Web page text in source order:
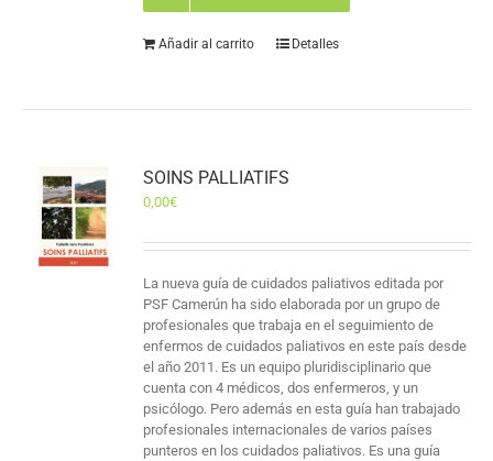
Añadir al carrito Detalles
SOINS PALLIATIFS
0,00€
La nueva guía de cuidados paliativos editada por
PSF Camerún ha sido elaborada por un grupo de
profesionales que trabaja en el seguimiento de
enfermos de cuidados paliativos en este país desde
el año 2011. Es un equipo pluridisciplinario que
cuenta con 4 médicos, dos enfermeros, y un
psicólogo. Pero además en esta guía han trabajado
profesionales internacionales de varios países
punteros en los cuidados paliativos. Es una guía